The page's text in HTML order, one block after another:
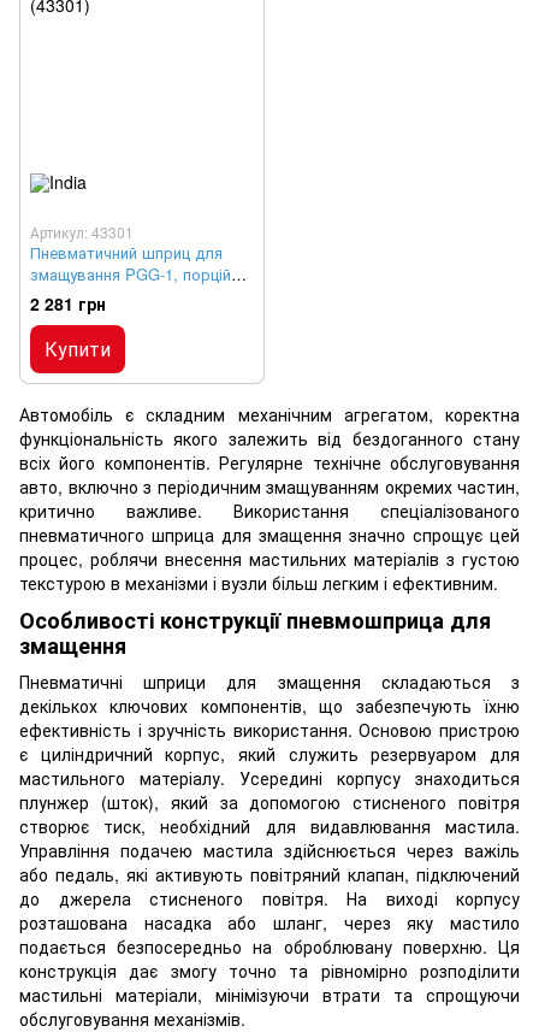
Артикул: 43301
Пневматичний шприц для
змащування PGG-1, порційна
подача
2 281 грн
Купити
Автомобіль є складним механічним агрегатом, коректна
функціональність якого залежить від бездоганного стану
всіх його компонентів. Регулярне технічне обслуговування
авто, включно з періодичним змащуванням окремих частин,
критично важливе. Використання спеціалізованого
пневматичного шприца для змащення значно спрощує цей
процес, роблячи внесення мастильних матеріалів з густою
текстурою в механізми і вузли більш легким і ефективним.
Особливості конструкції пневмошприца для
змащення
Пневматичні шприци для змащення складаються з
декількох ключових компонентів, що забезпечують їхню
ефективність і зручність використання. Основою пристрою
є циліндричний корпус, який служить резервуаром для
мастильного матеріалу. Усередині корпусу знаходиться
плунжер (шток), який за допомогою стисненого повітря
створює тиск, необхідний для видавлювання мастила.
Управління подачею мастила здійснюється через важіль
або педаль, які активують повітряний клапан, підключений
до джерела стисненого повітря. На виході корпусу
розташована насадка або шланг, через яку мастило
подається безпосередньо на оброблювану поверхню. Ця
конструкція дає змогу точно та рівномірно розподілити
мастильні матеріали, мінімізуючи втрати та спрощуючи
обслуговування механізмів.